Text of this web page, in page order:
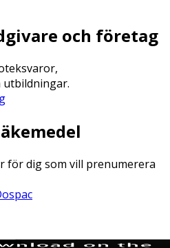
och företag
för dig som vill prenumerera